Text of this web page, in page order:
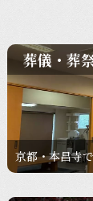
葬儀・葬
京都・本昌寺